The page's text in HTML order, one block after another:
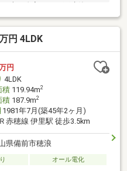
９分♪■家庭菜園も楽しめる
だわりを感じられる内装
大歓迎！◎新築と中古の比
購入するべきタイミング◎
ことなくご説明させていた
ので、お気軽にお問い合わ
円 4LDK
円
4LDK
積119.94m2
積187.9m2
1981年7月(築45年2ヶ月)
Ｒ赤穂線 伊里駅 徒歩3.5km
県備前市穂浪
オール電化